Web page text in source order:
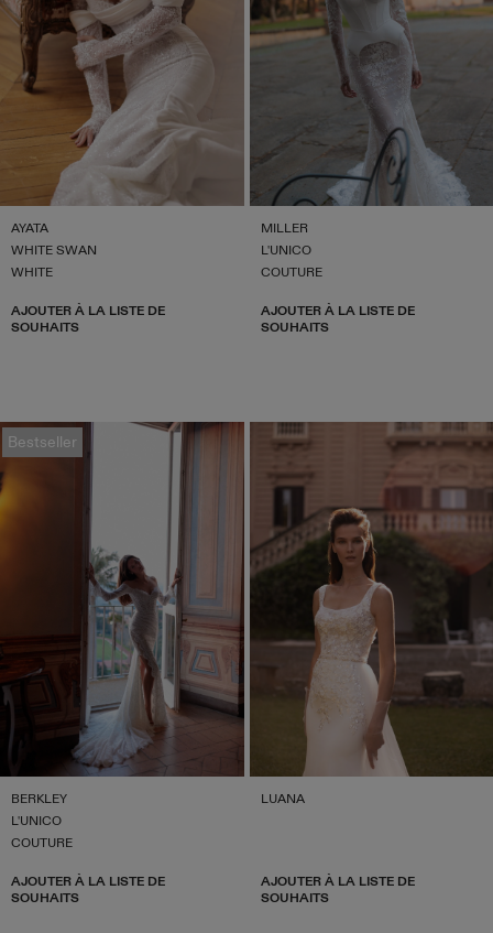
AYATA
WHITE SWAN
WHITE
AJOUTER À LA LISTE DE
SOUHAITS
MILLER
L'UNICO
COUTURE
AJOUTER À LA LISTE DE
SOUHAITS
Bestseller
BERKLEY
L'UNICO
COUTURE
AJOUTER À LA LISTE DE
SOUHAITS
LUANA
AJOUTER À LA LISTE DE
SOUHAITS